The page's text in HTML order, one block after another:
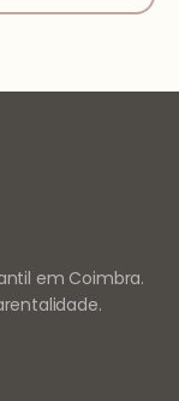
em Coimbra.